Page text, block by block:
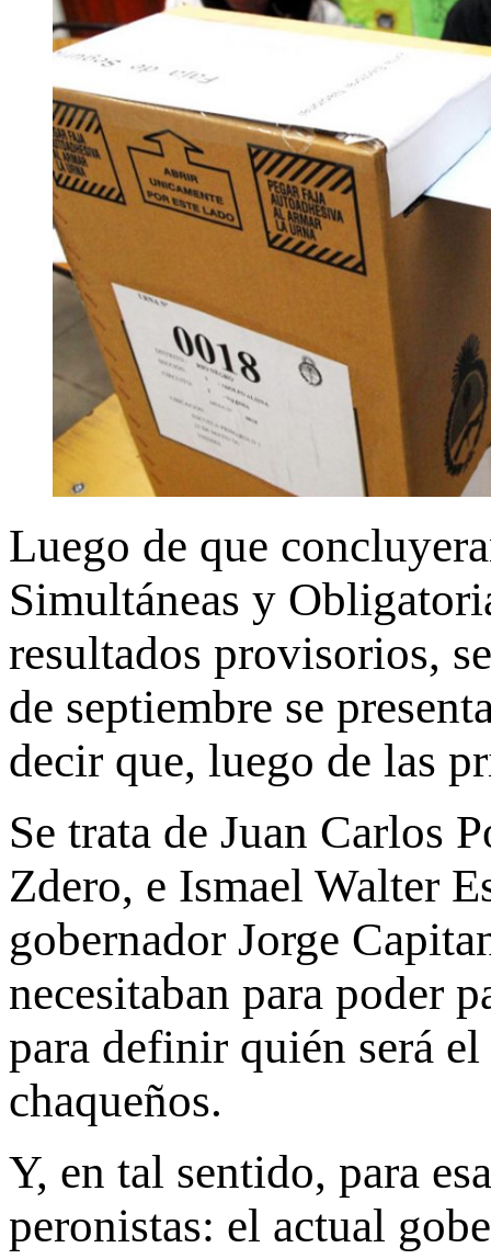
Luego de que
Simultáneas y
resultados provisorios,
de septiembre se
decir que, luego de las
Se trata de Juan Carlos
Zdero, e Ismael Walter
gobernador Jorge
necesitaban para poder
para definir quién será
chaqueños.
Y, en tal sentido, para
peronistas: el actual